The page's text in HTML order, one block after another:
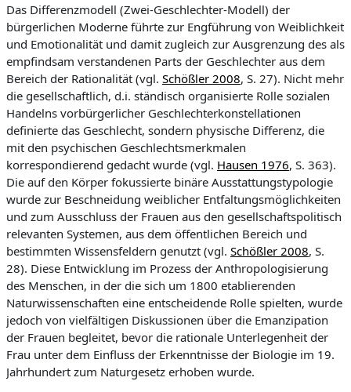
e
Z
i
Das Differenzmodell (Zwei-Geschlechter-Modell) der
bürgerlichen Moderne führte zur Engführung von Weiblichkeit
und Emotionalität und damit zugleich zur Ausgrenzung des als
empfindsam verstandenen Parts der Geschlechter aus dem
Bereich der Rationalität (vgl. Schößler 2008, S. 27). Nicht mehr
die gesellschaftlich, d.i. ständisch organisierte Rolle sozialen
Handelns vorbürgerlicher Geschlechterkonstellationen
definierte das Geschlecht, sondern physische Differenz, die
mit den psychischen Geschlechtsmerkmalen
korrespondierend gedacht wurde (vgl. Hausen 1976, S. 363).
Die auf den Körper fokussierte binäre Ausstattungstypologie
wurde zur Beschneidung weiblicher Entfaltungsmöglichkeiten
und zum Ausschluss der Frauen aus den gesellschaftspolitisch
relevanten Systemen, aus dem öffentlichen Bereich und
bestimmten Wissensfeldern genutzt (vgl. Schößler 2008, S.
28). Diese Entwicklung im Prozess der Anthropologisierung
des Menschen, in der die sich um 1800 etablierenden
Naturwissenschaften eine entscheidende Rolle spielten, wurde
jedoch von vielfältigen Diskussionen über die Emanzipation
der Frauen begleitet, bevor die rationale Unterlegenheit der
Frau unter dem Einfluss der Erkenntnisse der Biologie im 19.
Jahrhundert zum Naturgesetz erhoben wurde.